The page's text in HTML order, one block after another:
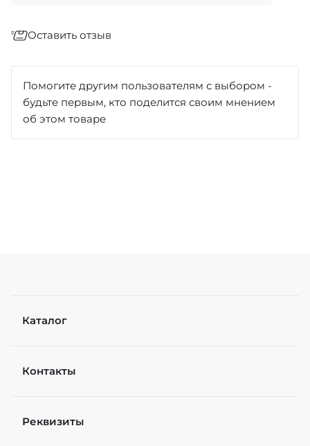
Оставить отзыв
Файл
Помогите другим пользователям с выбором -
будьте первым, кто поделится своим мнением
об этом товаре
Каталог
Контакты
Реквизиты